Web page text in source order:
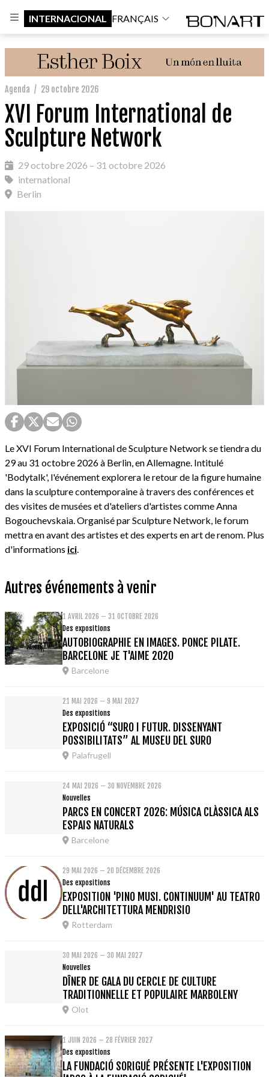
INTERNACIONAL FRANÇAIS
Agenda / 29 octobre 2026
XVI Forum International de
Sculpture Network
29 octobre 2026 – 31 octobre 2026
international
Berlin
Le XVI Forum International de Sculpture Network se tiendra du
29 au 31 octobre 2026 à Berlin, en Allemagne. Intitulé
'Bodytalk', l'événement explorera le retour de la figure humaine
dans la sculpture contemporaine à travers des conférences et
des visites de musées et d'ateliers d'artistes comme Anna
Bogouchevskaia. Organisé par Sculpture Network, le forum
mettra en avant des artistes et des experts en art de renom. Plus
d'informations ici.
Autres événements à venir
1 AVRIL 2026 – 31 OCTOBRE 2026
Des expositions
AUTOBIOGRAPHIE EN IMAGES. PONCE PILATE.
BARCELONE JE T'AIME 2020
Barcelone
21 MAI 2026 – 9 MAI 2027
Des expositions
EXPOSICIÓ “SURO I FUTUR. DISSENYANT
POSSIBILITATS” AL MUSEU DEL SURO
Palafrugell
24 MAI 2026 – 30 NOVEMBRE 2026
Nouvelles
PARCS EN CONCERT 2026: MÚSICA CLÀSSICA ALS
ESPAIS NATURALS
Barcelone
29 MAI 2026 – 20 DÉCEMBRE 2026
Des expositions
EXPOSITION 'PINO MUSI. CONTINUUM' AU TEATRO
DELL'ARCHITETTURA MENDRISIO
Rotterdam
30 MAI 2026 – 30 MAI 2027
Nouvelles
DÎNER DE GALA DU CERCLE DE CULTURE
TRADITIONNELLE ET POPULAIRE MARBOLENY
Olot
1 JUIN 2026 – 28 FÉVRIER 2027
Des expositions
LA FUNDACIÓ SORIGUÉ PRÉSENTE L'EXPOSITION